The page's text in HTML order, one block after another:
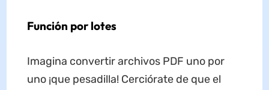
Función por lotes
Imagina convertir archivos PDF uno por
uno ¡que pesadilla! Cerciórate de que el